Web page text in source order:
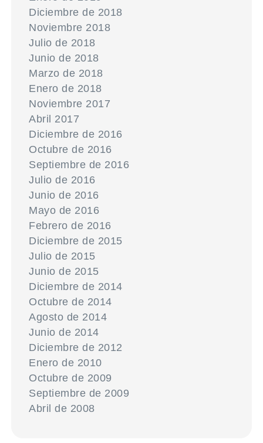
Diciembre de 2018
Noviembre 2018
Julio de 2018
Junio de 2018
Marzo de 2018
Enero de 2018
Noviembre 2017
Abril 2017
Diciembre de 2016
Octubre de 2016
Septiembre de 2016
Julio de 2016
Junio de 2016
Mayo de 2016
Febrero de 2016
Diciembre de 2015
Julio de 2015
Junio de 2015
Diciembre de 2014
Octubre de 2014
Agosto de 2014
Junio de 2014
Diciembre de 2012
Enero de 2010
Octubre de 2009
Septiembre de 2009
Abril de 2008